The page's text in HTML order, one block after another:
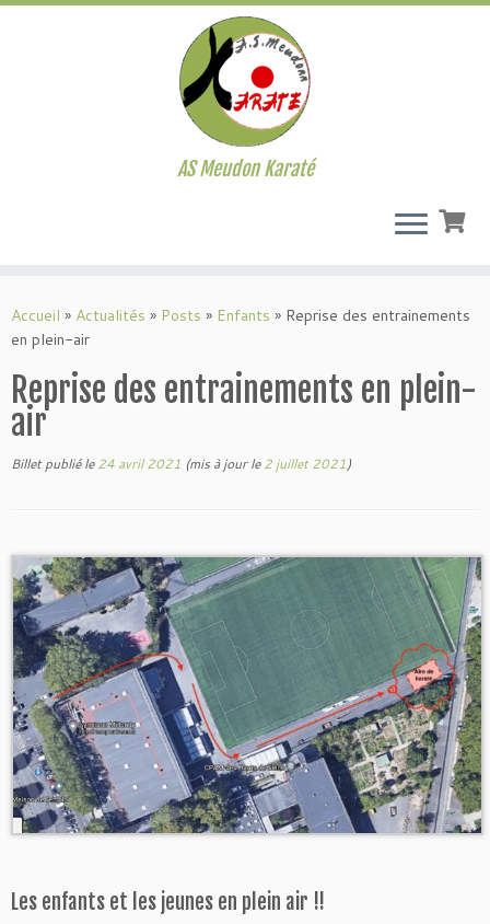
au
contenu
AS Meudon Karaté
Accueil » Actualités » Posts » Enfants » Reprise des entrainements
en plein-air
Reprise des entrainements en plein-
air
Billet publié le24 avril 2021 (mis à jour le2 juillet 2021)
Les enfants et les jeunes en plein air !!